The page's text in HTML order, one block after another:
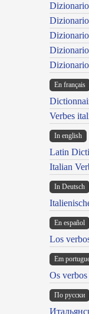
En français
Verbes
In english
Latin
Italian
In Deutsch
En español
Los
Em
Os
По русски